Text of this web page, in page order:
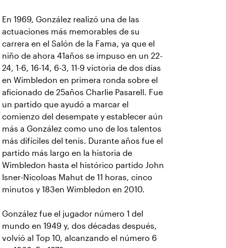
En 1969, González realizó una de las
actuaciones más memorables de su
carrera en el Salón de la Fama, ya que el
niño de ahora 41años se impuso en un 22-
24, 1-6, 16-14, 6-3, 11-9 victoria de dos días
en Wimbledon en primera ronda sobre el
aficionado de 25años Charlie Pasarell. Fue
un partido que ayudó a marcar el
comienzo del desempate y establecer aún
más a González como uno de los talentos
más difíciles del tenis. Durante años fue el
partido más largo en la historia de
Wimbledon hasta el histórico partido John
Isner-Nicoloas Mahut de 11 horas, cinco
minutos y 183en Wimbledon en 2010.
González fue el jugador número 1 del
mundo en 1949 y, dos décadas después,
volvió al Top 10, alcanzando el número 6